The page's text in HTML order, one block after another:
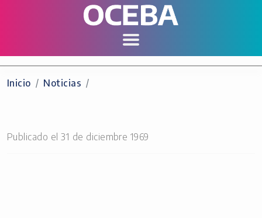
Inicio Noticias
Publicado el 31 de diciembre 1969